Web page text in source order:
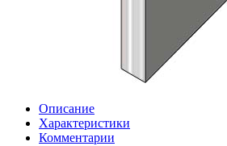
Описание
Характеристики
Комментарии